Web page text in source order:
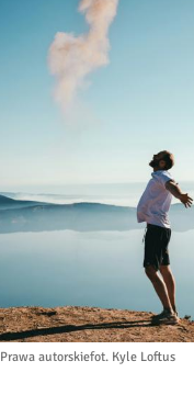
Prawa autorskiefot. Kyle Loftus